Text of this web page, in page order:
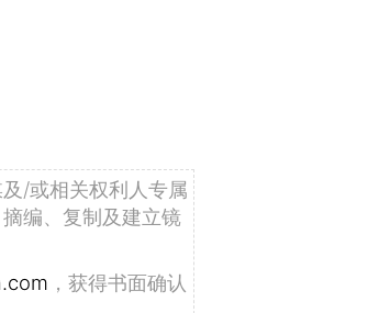
/或相关权利人专属
编、复制及建立镜
，获得书面确认